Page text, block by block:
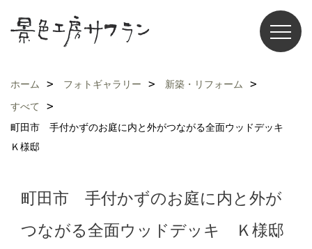
ホーム フォトギャラリー
新築・リフォーム
すべて
町田市 手付かずのお庭に内と外がつながる全面ウッドデッキ
Ｋ様邸
町田市 手付かずのお庭に内と外が
つながる全面ウッドデッキ Ｋ様邸